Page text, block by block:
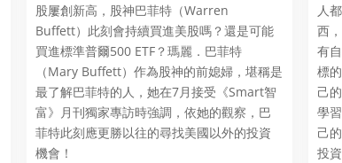
股屢創新高，股神巴菲特（Warren
Buffett）此刻會持續買進美股嗎？還是可能
買進標準普爾500 ETF？瑪麗．巴菲特
（Mary Buffett）作為股神的前媳婦，堪稱是
最了解巴菲特的人，她在7月接受《Smart智
富》月刊獨家專訪時強調，依她的觀察，巴
菲特此刻應更勝以往的尋找美國以外的投資
機會！
人
西
有
標
己
學
己
投